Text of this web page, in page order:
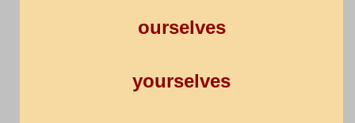
ourselves
yourselves